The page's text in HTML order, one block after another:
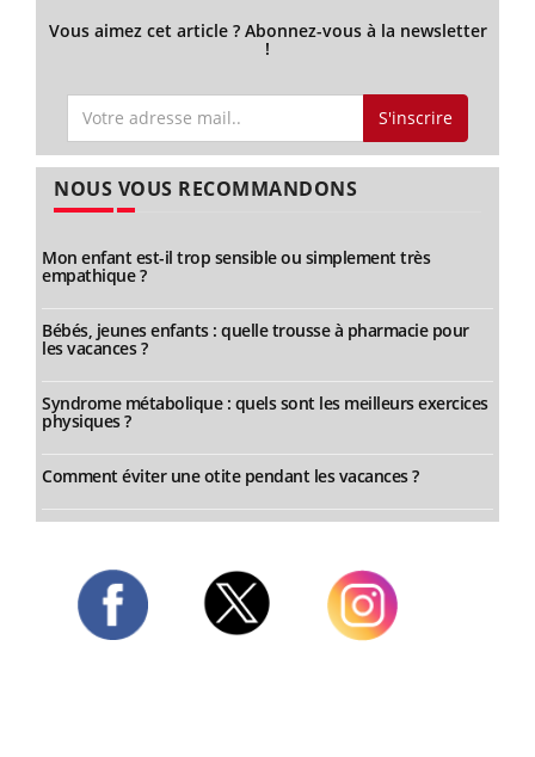
Vous aimez cet article ? Abonnez-vous à la newsletter
!
S'inscrire
NOUS VOUS RECOMMANDONS
Mon enfant est-il trop sensible ou simplement très
empathique ?
Bébés, jeunes enfants : quelle trousse à pharmacie pour
les vacances ?
Syndrome métabolique : quels sont les meilleurs exercices
physiques ?
Comment éviter une otite pendant les vacances ?